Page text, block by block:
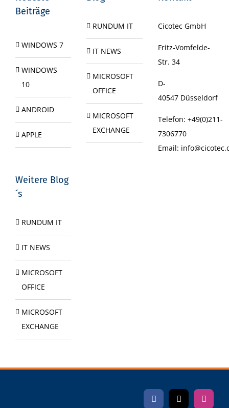
Beiträge
WINDOWS 7
WINDOWS
10
ANDROID
APPLE
Weitere Blog
´s
RUNDUM IT
IT NEWS
MICROSOFT
OFFICE
MICROSOFT
EXCHANGE
RUNDUM IT
IT NEWS
MICROSOFT
OFFICE
MICROSOFT
EXCHANGE
Cicotec GmbH
Fritz-Vomfelde-
Str. 34
D-
40547Düsseldorf
Telefon: +49(0)211-
7306770
Email:
Facebook
X